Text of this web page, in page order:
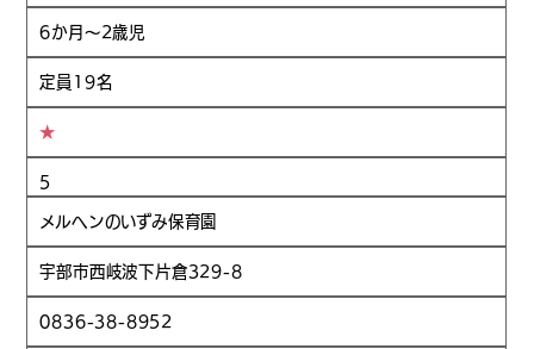
6か月～2歳児
定員19名
★
5
メルヘンのいずみ保育園
宇部市西岐波下片倉329-8
0836-38-8952